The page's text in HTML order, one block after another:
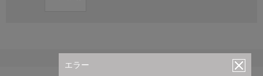
エラー